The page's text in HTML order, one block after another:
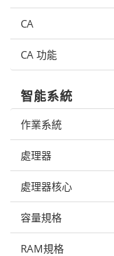
CA
CA 功能
智能系統
作業系統
處理器
處理器核心
容量規格
RAM規格